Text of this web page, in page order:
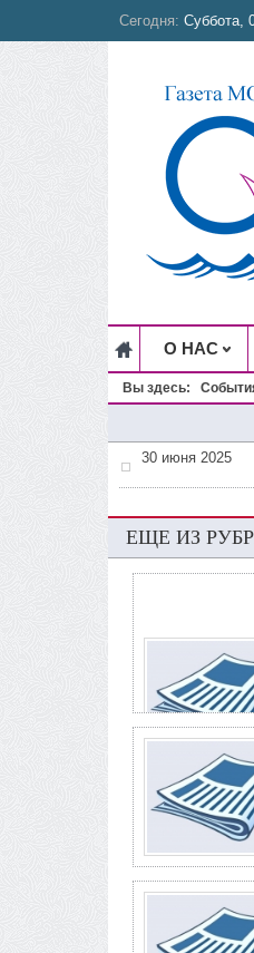
Сегодня: Суббота,
О НАС
Вы здесь:
30 июня 2025
ЕЩЕ ИЗ